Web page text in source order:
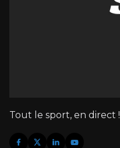
Tout le sport, en direct !